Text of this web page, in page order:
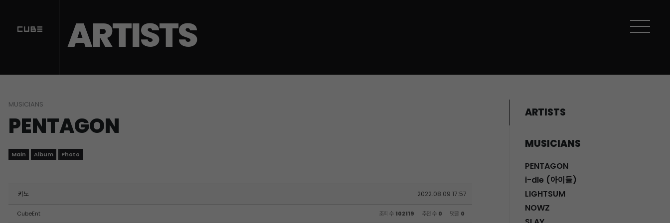
ARTISTS
MUSICIANS
PENTAGON
Main Album Photo
2022.08.09 17:57
키노
CubeEnt 조회 수 102119 추천 수 0 댓글 0
ARTISTS
MUSICIANS
PENTAGON
i-dle (아이들)
LIGHTSUM
NOWZ